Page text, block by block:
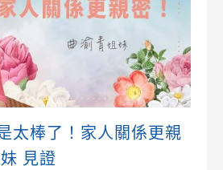
太棒了！家人關係更親
見證